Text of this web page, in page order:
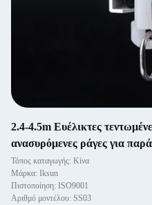
2.4-4.5m Ευέλικτες
ανασυρόμενες ράγες για
Τόπος καταγωγής: Κίνα
Μάρκα: Iksun
Πιστοποίηση: ISO9001
Αριθμό μοντέλου: SS03